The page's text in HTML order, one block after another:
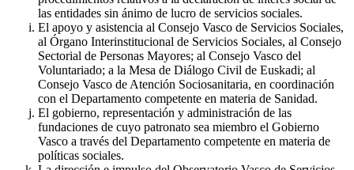
las entidades sin ánimo de lucro de servicios sociales.
El apoyo y asistencia al Consejo Vasco de Servicios Sociales,
al Órgano Interinstitucional de Servicios Sociales, al Consejo
Sectorial de Personas Mayores; al Consejo Vasco del
Voluntariado; a la Mesa de Diálogo Civil de Euskadi; al
Consejo Vasco de Atención Sociosanitaria, en coordinación
con el Departamento competente en materia de Sanidad.
El gobierno, representación y administración de las
fundaciones de cuyo patronato sea miembro el Gobierno
Vasco a través del Departamento competente en materia de
políticas sociales.